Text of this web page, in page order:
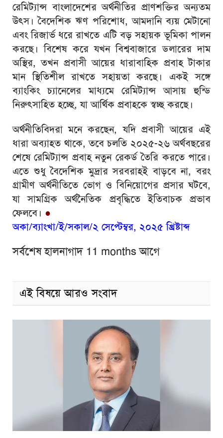
রেমিট্যান্স বাংলাদেশের অর্থনীতির প্রাণশক্তির অন্যতম
উৎস। বৈদেশিক ঋণ পরিশোধ, আমদানি ব্যয় মেটানো
এবং রিজার্ভ ধরে রাখতে এটি বড় সহায়ক ভূমিকা পালন
করছে। বিশেষ করে যখন বিশ্ববাজারে ডলারের দাম
অস্থির, তখন প্রবাসী আয়ের ধারাবাহিক প্রবাহ টাকার
মান স্থিতিশীল রাখতে সহায়তা করছে। একই সঙ্গে
ব্যাংকিং চ্যানেলের মাধ্যমে রেমিট্যান্স আসায় হুন্ডি
নিরুৎসাহিত হচ্ছে, যা আর্থিক প্রবাহকে স্বচ্ছ করছে।
অর্থনীতিবিদরা মনে করছেন, যদি প্রবাসী আয়ের এই
ধারা অব্যাহত থাকে, তবে চলতি ২০২৫-২৬ অর্থবছরের
শেষে রেমিট্যান্স প্রবাহ নতুন রেকর্ড তৈরি করতে পারে।
এতে শুধু বৈদেশিক মুদ্রার সরবরাহই বাড়বে না, বরং
গ্রামীণ অর্থনীতিতে ভোগ ও বিনিয়োগের প্রসার ঘটবে,
যা সামগ্রিক অর্থনৈতিক প্রবৃদ্ধিতে ইতিবাচক প্রভাব
ফেলবে। ●
অকা/ব্যাংখা/ই/সকাল/২ সেপ্টেম্বর, ২০২৫ খ্রিষ্টাব্দ
সর্বশেষ হালনাগাদ 11 months আগে
এই বিষয়ে আরও সংবাদ